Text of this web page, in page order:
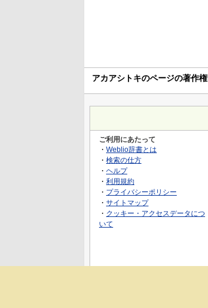
アカアシトキのページの著作権
ご利用にあたって
・ Weblio辞書とは
・ 検索の仕方
・ ヘルプ
・ 利用規約
・ プライバシーポリシー
・ サイトマップ
・ クッキー・アクセスデータにつ
いて